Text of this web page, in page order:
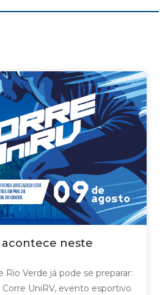
acontece neste
Rio Verde já pode se preparar:
UniRV, evento esportivo